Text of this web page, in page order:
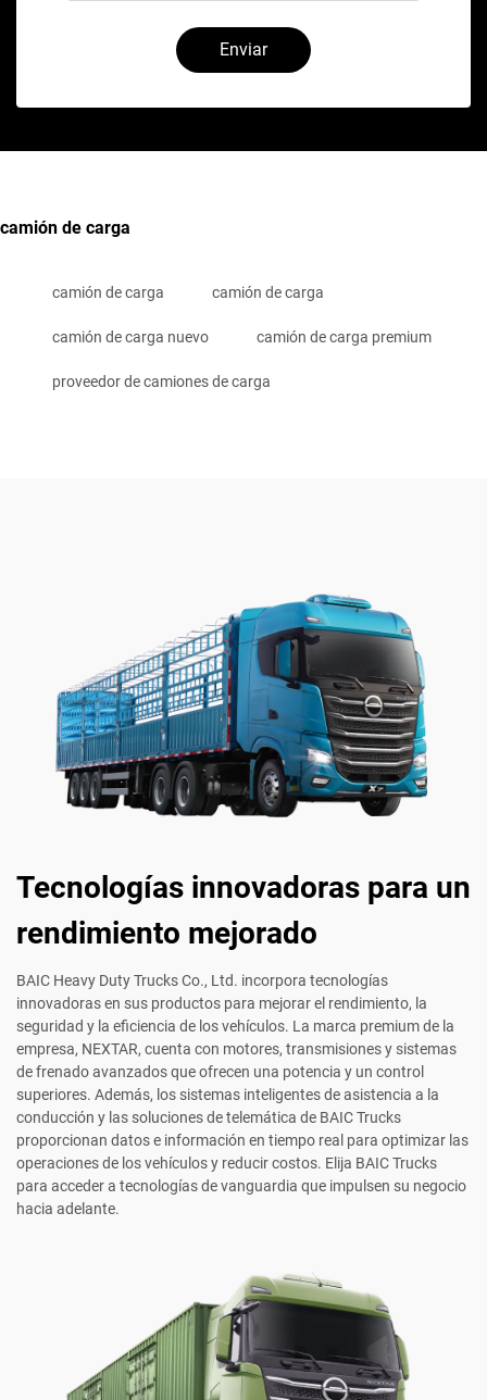
Enviar
camión de carga
camión de carga camión de carga
camión de carga nuevo camión de carga premium
proveedor de camiones de carga
Tecnologías innovadoras para un
rendimiento mejorado
BAIC Heavy Duty Trucks Co., Ltd. incorpora tecnologías
innovadoras en sus productos para mejorar el rendimiento, la
seguridad y la eficiencia de los vehículos. La marca premium de la
empresa, NEXTAR, cuenta con motores, transmisiones y sistemas
de frenado avanzados que ofrecen una potencia y un control
superiores. Además, los sistemas inteligentes de asistencia a la
conducción y las soluciones de telemática de BAIC Trucks
proporcionan datos e información en tiempo real para optimizar las
operaciones de los vehículos y reducir costos. Elija BAIC Trucks
para acceder a tecnologías de vanguardia que impulsen su negocio
hacia adelante.